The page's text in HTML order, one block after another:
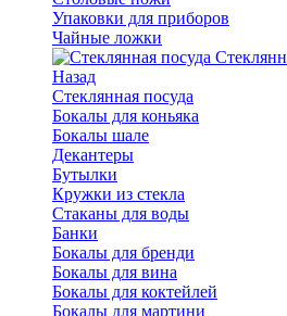
Упаковки для приборов
Чайные ложки
Назад
Стеклянная посуда
Бокалы для коньяка
Бокалы шале
Декантеры
Бутылки
Кружки из стекла
Стаканы для воды
Банки
Бокалы для бренди
Бокалы для вина
Бокалы для коктейлей
Бокалы для мартини